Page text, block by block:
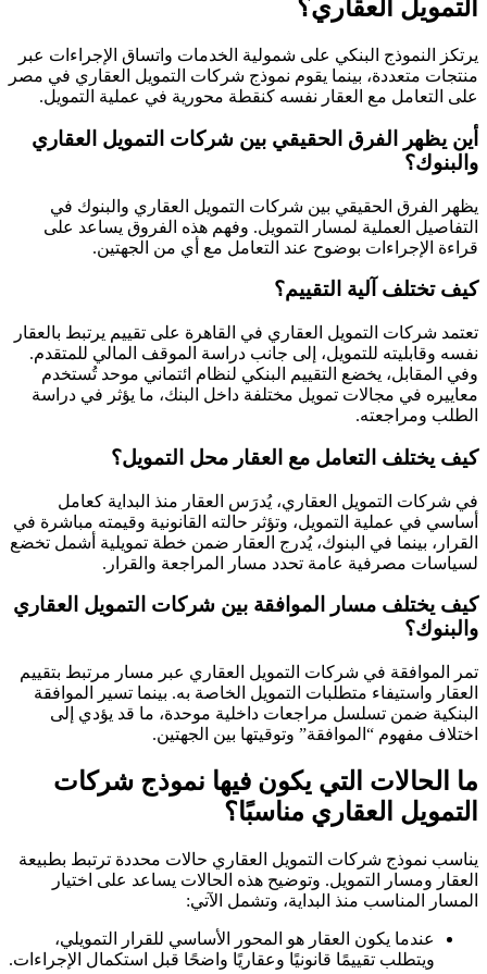
التمويل العقاري؟
يرتكز النموذج البنكي على شمولية الخدمات واتساق الإجراءات عبر
منتجات متعددة، بينما يقوم نموذج شركات التمويل العقاري في مصر
على التعامل مع العقار نفسه كنقطة محورية في عملية التمويل.
أين يظهر الفرق الحقيقي بين شركات التمويل العقاري
والبنوك؟
يظهر الفرق الحقيقي بين شركات التمويل العقاري والبنوك في
التفاصيل العملية لمسار التمويل. وفهم هذه الفروق يساعد على
قراءة الإجراءات بوضوح عند التعامل مع أي من الجهتين.
كيف تختلف آلية التقييم؟
تعتمد شركات التمويل العقاري في القاهرة على تقييم يرتبط بالعقار
نفسه وقابليته للتمويل، إلى جانب دراسة الموقف المالي للمتقدم.
وفي المقابل، يخضع التقييم البنكي لنظام ائتماني موحد تُستخدم
معاييره في مجالات تمويل مختلفة داخل البنك، ما يؤثر في دراسة
الطلب ومراجعته.
كيف يختلف التعامل مع العقار محل التمويل؟
في شركات التمويل العقاري، يُدرَس العقار منذ البداية كعامل
أساسي في عملية التمويل، وتؤثر حالته القانونية وقيمته مباشرة في
القرار، بينما في البنوك، يُدرج العقار ضمن خطة تمويلية أشمل تخضع
لسياسات مصرفية عامة تحدد مسار المراجعة والقرار.
كيف يختلف مسار الموافقة بين شركات التمويل العقاري
والبنوك؟
تمر الموافقة في شركات التمويل العقاري عبر مسار مرتبط بتقييم
العقار واستيفاء متطلبات التمويل الخاصة به. بينما تسير الموافقة
البنكية ضمن تسلسل مراجعات داخلية موحدة، ما قد يؤدي إلى
اختلاف مفهوم “الموافقة” وتوقيتها بين الجهتين.
ما الحالات التي يكون فيها نموذج شركات
التمويل العقاري مناسبًا؟
يناسب نموذج شركات التمويل العقاري حالات محددة ترتبط بطبيعة
العقار ومسار التمويل. وتوضيح هذه الحالات يساعد على اختيار
المسار المناسب منذ البداية، وتشمل الآتي:
عندما يكون العقار هو المحور الأساسي للقرار التمويلي،
ويتطلب تقييمًا قانونيًا وعقاريًا واضحًا قبل استكمال الإجراءات.